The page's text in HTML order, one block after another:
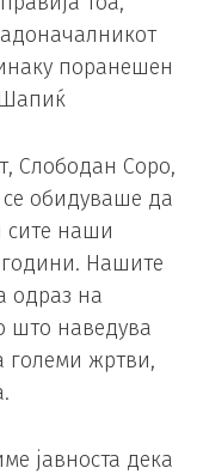
поранешен
Шапиќ
Слободан Соро,
се обидуваше да
сите наши
години. Нашите
одраз на
што наведува
големи жртви,
јавноста дека